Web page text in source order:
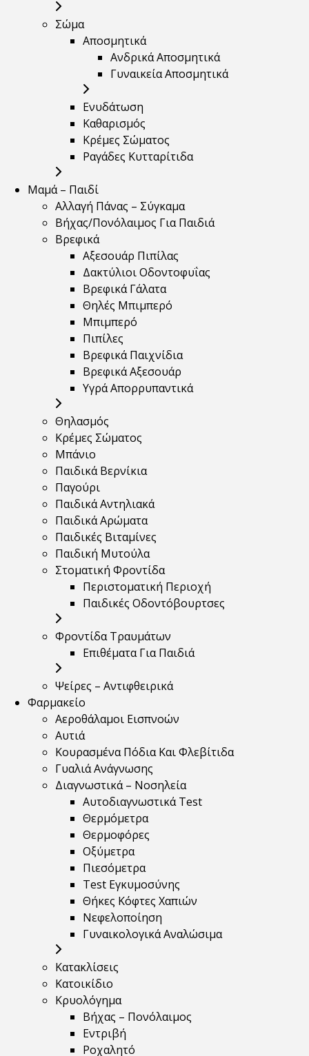
Σώμα
Αποσμητικά
Ανδρικά Αποσμητικά
Γυναικεία Αποσμητικά
Ενυδάτωση
Καθαρισμός
Κρέμες Σώματος
Ραγάδες Κυτταρίτιδα
Μαμά – Παιδί
Αλλαγή Πάνας – Σύγκαμα
Βήχας/Πονόλαιμος Για Παιδιά
Βρεφικά
Αξεσουάρ Πιπίλας
Δακτύλιοι Οδοντοφυΐας
Βρεφικά Γάλατα
Θηλές Μπιμπερό
Μπιμπερό
Πιπίλες
Βρεφικά Παιχνίδια
Βρεφικά Αξεσουάρ
Υγρά Απορρυπαντικά
Θηλασμός
Κρέμες Σώματος
Μπάνιο
Παιδικά Βερνίκια
Παγούρι
Παιδικά Αντηλιακά
Παιδικά Αρώματα
Παιδικές Βιταμίνες
Παιδική Μυτούλα
Στοματική Φροντίδα
Περιστοματική Περιοχή
Παιδικές Οδοντόβουρτσες
Φροντίδα Τραυμάτων
Επιθέματα Για Παιδιά
Ψείρες – Αντιφθειρικά
Φαρμακείο
Αεροθάλαμοι Εισπνοών
Αυτιά
Κουρασμένα Πόδια Και Φλεβίτιδα
Γυαλιά Ανάγνωσης
Διαγνωστικά – Νοσηλεία
Αυτοδιαγνωστικά Test
Θερμόμετρα
Θερμοφόρες
Οξύμετρα
Πιεσόμετρα
Test Εγκυμοσύνης
Θήκες Κόφτες Χαπιών
Νεφελοποίηση
Γυναικολογικά Αναλώσιμα
Κατακλίσεις
Κατοικίδιο
Κρυολόγημα
Βήχας – Πονόλαιμος
Εντριβή
Ροχαλητό